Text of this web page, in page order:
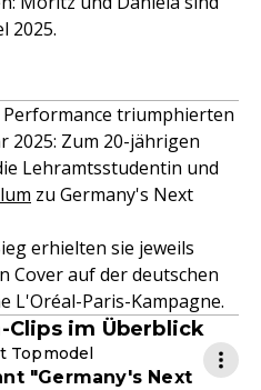
2025.
triumphierten
2025: Zum 20-jährigen
Lehramtsstudentin und
zu Germany's Next
erhielten sie jeweils
Cover auf der deutschen
L'Oréal-Paris-Kampagne.
Clips im Überblick
Topmodel
"Germany's Next